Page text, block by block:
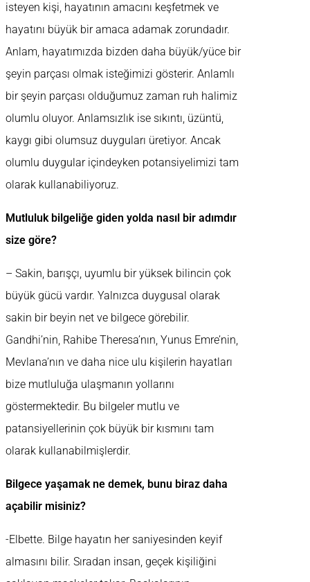
isteyen kişi, hayatının amacını keşfetmek ve
hayatını büyük bir amaca adamak zorundadır.
Anlam, hayatımızda bizden daha büyük/yüce bir
şeyin parçası olmak isteğimizi gösterir. Anlamlı
bir şeyin parçası olduğumuz zaman ruh halimiz
olumlu oluyor. Anlamsızlık ise sıkıntı, üzüntü,
kaygı gibi olumsuz duyguları üretiyor. Ancak
olumlu duygular içindeyken potansiyelimizi tam
olarak kullanabiliyoruz.
Mutluluk bilgeliğe giden yolda nasıl bir adımdır
size göre?
– Sakin, barışçı, uyumlu bir yüksek bilincin çok
büyük gücü vardır. Yalnızca duygusal olarak
sakin bir beyin net ve bilgece görebilir.
Gandhi’nin, Rahibe Theresa’nın, Yunus Emre’nin,
Mevlana’nın ve daha nice ulu kişilerin hayatları
bize mutluluğa ulaşmanın yollarını
göstermektedir. Bu bilgeler mutlu ve
patansiyellerinin çok büyük bir kısmını tam
olarak kullanabilmişlerdir.
Bilgece yaşamak ne demek, bunu biraz daha
açabilir misiniz?
-Elbette. Bilge hayatın her saniyesinden keyif
almasını bilir. Sıradan insan, geçek kişiliğini